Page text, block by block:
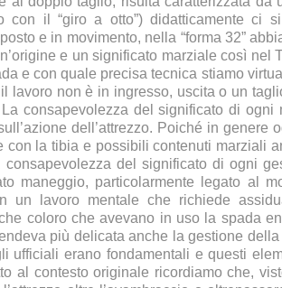
il “giro a otto”) didatticamente ci
e in movimento, nella “forma 32”
e un significato marziale così nel
e con quale precisa tecnica stiamo
non è in ingresso, uscita o un
consapevolezza del significato di ogni
dell’attrezzo. Poiché in genere
la tibia e possibili contenuti marziali
del significato di ogni
maneggio, particolarmente legato al
lavoro mentale che richiede
coloro che avevano in uso la spada
più delicata anche la gestione
erano fondamentali e questi
al contesto originale ricordiamo che,